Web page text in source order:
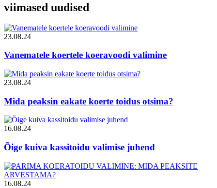
viimased uudised
23.08.24
Vanematele koertele koeravoodi valimine
23.08.24
Mida peaksin eakate koerte toidus otsima?
16.08.24
Õige kuiva kassitoidu valimise juhend
16.08.24